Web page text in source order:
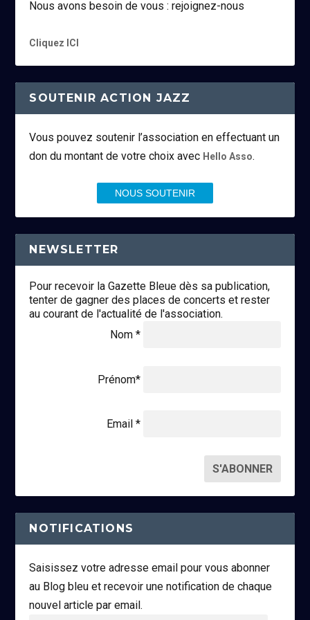
Nous avons besoin de vous : rejoignez-nous
Cliquez ICI
SOUTENIR ACTION JAZZ
Vous pouvez soutenir l’association en effectuant un
don du montant de votre choix avec Hello Asso.
NOUS SOUTENIR
NEWSLETTER
Pour recevoir la Gazette Bleue dès sa publication,
tenter de gagner des places de concerts et rester
au courant de l'actualité de l'association.
Nom *
Prénom*
Email *
NOTIFICATIONS
Saisissez votre adresse email pour vous abonner
au Blog bleu et recevoir une notification de chaque
nouvel article par email.